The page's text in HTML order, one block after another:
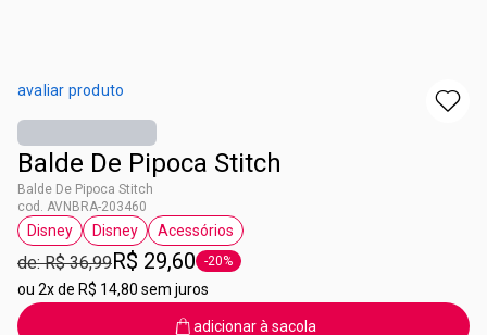
avaliar produto
Balde De Pipoca Stitch
Balde De Pipoca Stitch
cod. AVNBRA-203460
etiqueta Disney
Disney
etiqueta Disney
Disney
etiqueta Acessórios
Acessórios
de: R$ 36,99R$ 29,60 etiqueta -20%
-20%
ou 2x de R$ 14,80 sem juros
adicionar à sacola